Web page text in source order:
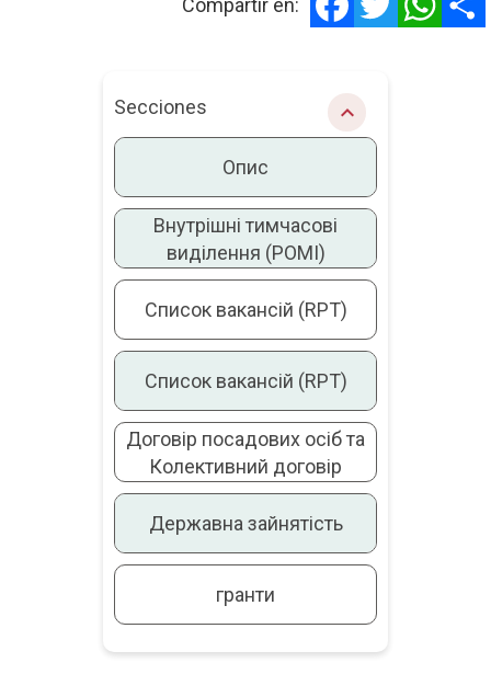
Compartir en:
Secciones chevron_right
Опис
Внутрішні тимчасові
виділення (POMI)
Список вакансій (RPT)
Список вакансій (RPT)
Договір посадових осіб та
Колективний договір
Державна зайнятість
гранти